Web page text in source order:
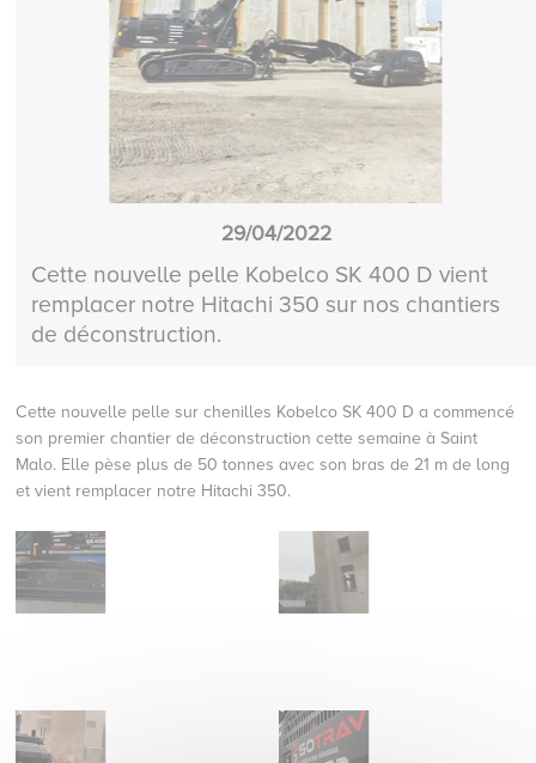
29/04/2022
Cette nouvelle pelle Kobelco SK 400 D vient
remplacer notre Hitachi 350 sur nos chantiers
de déconstruction.
Cette nouvelle pelle sur chenilles Kobelco SK 400 D a commencé
son premier chantier de déconstruction cette semaine à Saint
Malo. Elle pèse plus de 50 tonnes avec son bras de 21 m de long
et vient remplacer notre Hitachi 350.